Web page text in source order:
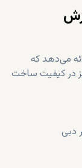
می‌دهد که
در کیفیت ساخت
دبی